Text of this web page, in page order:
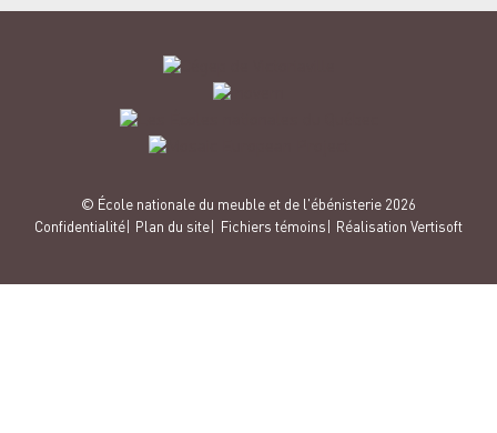
© École nationale du meuble et de l'ébénisterie 2026
Confidentialité
Plan du site Fichiers témoins Réalisation Vertisoft